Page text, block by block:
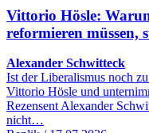
Vittorio Hösle:
reformieren müssen,
Alexander Schwitteck
Ist der Liberalismus noch
Vittorio Hösle und
Rezensent Alexander
nicht…